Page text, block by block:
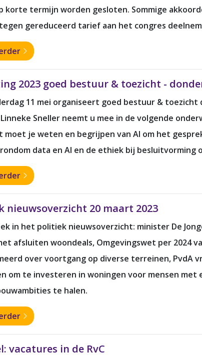
korte termijn worden gesloten. Sommige
gereduceerd tarief aan het congres
2023 goed bestuur & toezicht -
11 mei organiseert goed bestuur &
Sneller neemt u mee in de volgende
moet je weten en begrijpen van AI om het
data en AI en de ethiek bij besluitvorming
nieuwsoverzicht 20 maart 2023
in het politiek nieuwsoverzicht: minister De
afsluiten woondeals, Omgevingswet per 2024
over voortgang op diverse terreinen, PvdA
om te investeren in woningen voor mensen met
te halen.
vacatures in de RvC